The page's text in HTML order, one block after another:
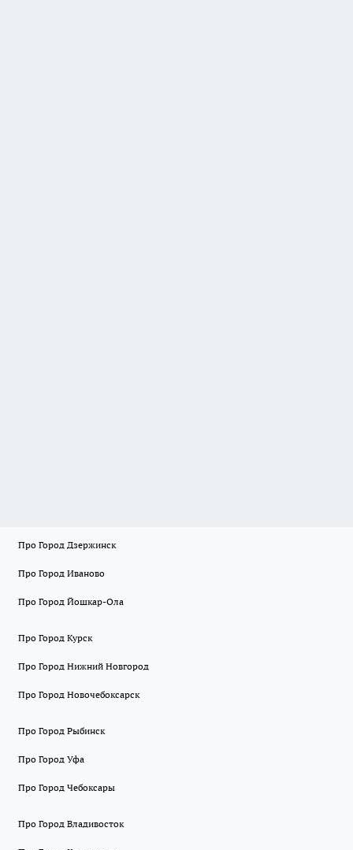
Про Город Дзержинск
Про Город Иваново
Про Город Йошкар-Ола
Про Город Курск
Про Город Нижний Новгород
Про Город Новочебоксарск
Про Город Рыбинск
Про Город Уфа
Про Город Чебоксары
Про Город Владивосток